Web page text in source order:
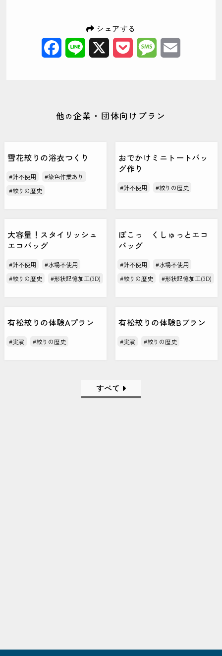
シェアする
Facebook
Line Pocket Message
他の 企業・団体向けプラン
雪花絞りの浴衣つくり
#針不使用
#染色作業あり
#絞りの歴史
おでかけミニトートバッ
グ作り
#針不使用 #絞りの歴史
大容量！スタイリッシュ
エコバッグ
#針不使用
#水場不使用
#絞りの歴史
#形状記憶加工(3D)
ぽこっ くしゅっとエコ
バッグ
#針不使用
#水場不使用
#絞りの歴史
#形状記憶加工(3D)
有松絞りの体験Aプラン
#実演 #絞りの歴史
有松絞りの体験Bプラン
#実演 #絞りの歴史
すべて